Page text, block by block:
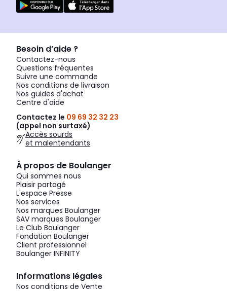
Besoin d’aide ?
Contactez-nous
Questions fréquentes
Suivre une commande
Nos conditions de livraison
Nos guides d'achat
Centre d'aide
Contactez le 09 69 32 32 23
(appel non surtaxé)
Accès sourds
et malentendants
À propos de Boulanger
Qui sommes nous
Plaisir partagé
L'espace Presse
Nos services
Nos marques Boulanger
SAV marques Boulanger
Le Club Boulanger
Fondation Boulanger
Client professionnel
Boulanger INFINITY
Informations légales
Nos conditions de Vente